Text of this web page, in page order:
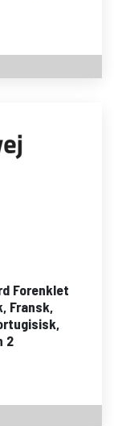
Forenklet
Fransk,
2